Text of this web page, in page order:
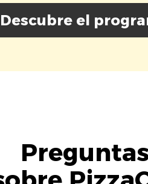
Descubre el